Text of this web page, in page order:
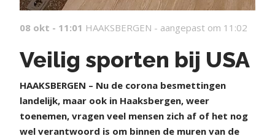
08 okt - 11:01 HAAKSBERGEN - aangepast om 11:02
Veilig sporten bij USA
HAAKSBERGEN – Nu de corona besmettingen
landelijk, maar ook in Haaksbergen, weer
toenemen, vragen veel mensen zich af of het nog
wel verantwoord is om binnen de muren van de